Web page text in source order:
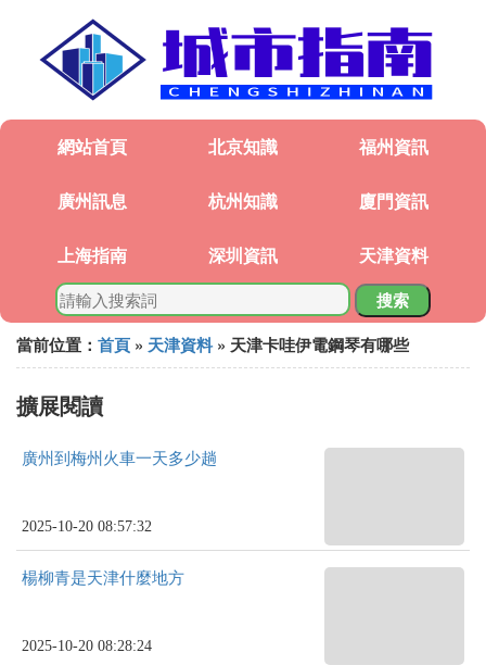
網站首頁 北京知識 福州資訊
廣州訊息 杭州知識 廈門資訊
上海指南 深圳資訊 天津資料
搜索
當前位置： 首頁 » 天津資料 » 天津卡哇伊電鋼琴有哪些
擴展閱讀
廣州到梅州火車一天多少趟
2025-10-20 08:57:32
楊柳青是天津什麼地方
2025-10-20 08:28:24